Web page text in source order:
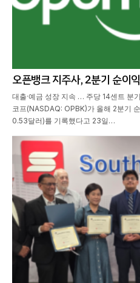
오픈뱅크 지주사, 2분기 순이
대출·예금 성장 지속 … 주당 14센트 분
코프(NASDAQ: OPBK)가 올해 2분기
0.53달러)를 기록했다고 23일…